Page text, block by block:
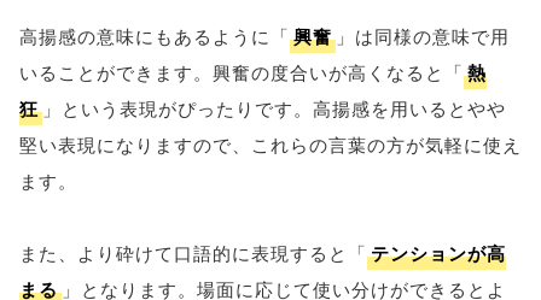
高揚感の意味にもあるように「 興奮 」は同様の意味で用
いることができます。興奮の度合いが高くなると「 熱
狂 」という表現がぴったりです。高揚感を用いるとやや
堅い表現になりますので、これらの言葉の方が気軽に使え
ます。
また、より砕けて口語的に表現すると「 テンションが高
まる 」となります。場面に応じて使い分けができるとよ